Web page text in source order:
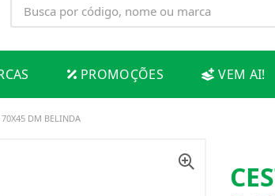
PROMOÇÕES VEM AI!
DM BELINDA